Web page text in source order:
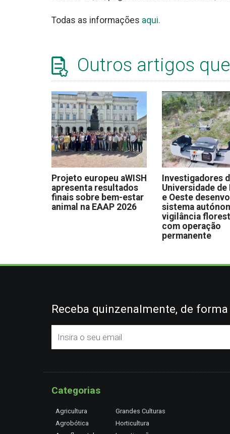
Todas as informações aqui.
Outros artigos
Projeto europeu aWISH
apresenta resultados
finais sobre bem-estar
animal na EAAP 2026
Investigadores
Universidade de
e Oeste
sistema
vigilância
com operação
permanente
Receba quinzenalmente, de
Categorias
Agricultura
Agrobótica
Grandes Culturas
Horticultura